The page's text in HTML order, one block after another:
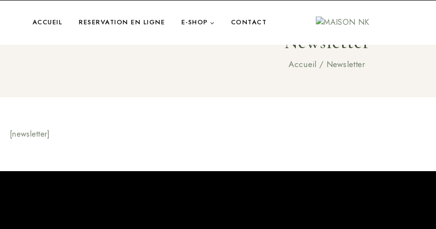
ACCUEIL RESERVATION EN LIGNE E-SHOP CONTACT
Newsletter
Accueil / Newsletter
[newsletter]